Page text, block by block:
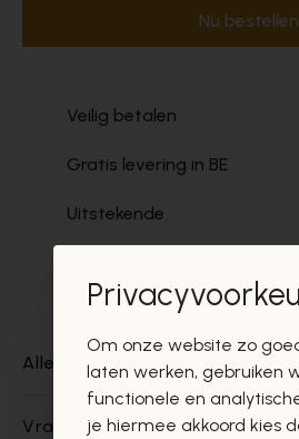
Nu bestellen
Veilig betalen
Gratis levering in BE
Uitstekende
Alles over dit product
Vragen over dit product?
Om onze website zo
laten werken, gebruiken
functionele en
je hiermee akkoord kies